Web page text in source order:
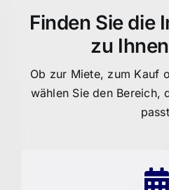
Finden Sie die
zu
Ob zur Miete, zum Kauf
wählen Sie den Bereich,